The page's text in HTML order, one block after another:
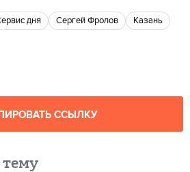
сервис дня Сергей Фролов
Казань
ССЫЛКУ